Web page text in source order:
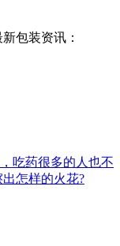
包装资讯：
吃药很多的人也不
怎样的火花?